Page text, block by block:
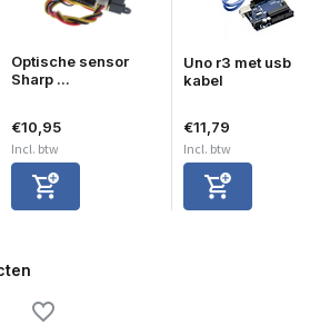
Optische sensor
Sharp ...
€10,95
Incl. btw
Uno r3 met usb
kabel
€11,79
Incl. btw